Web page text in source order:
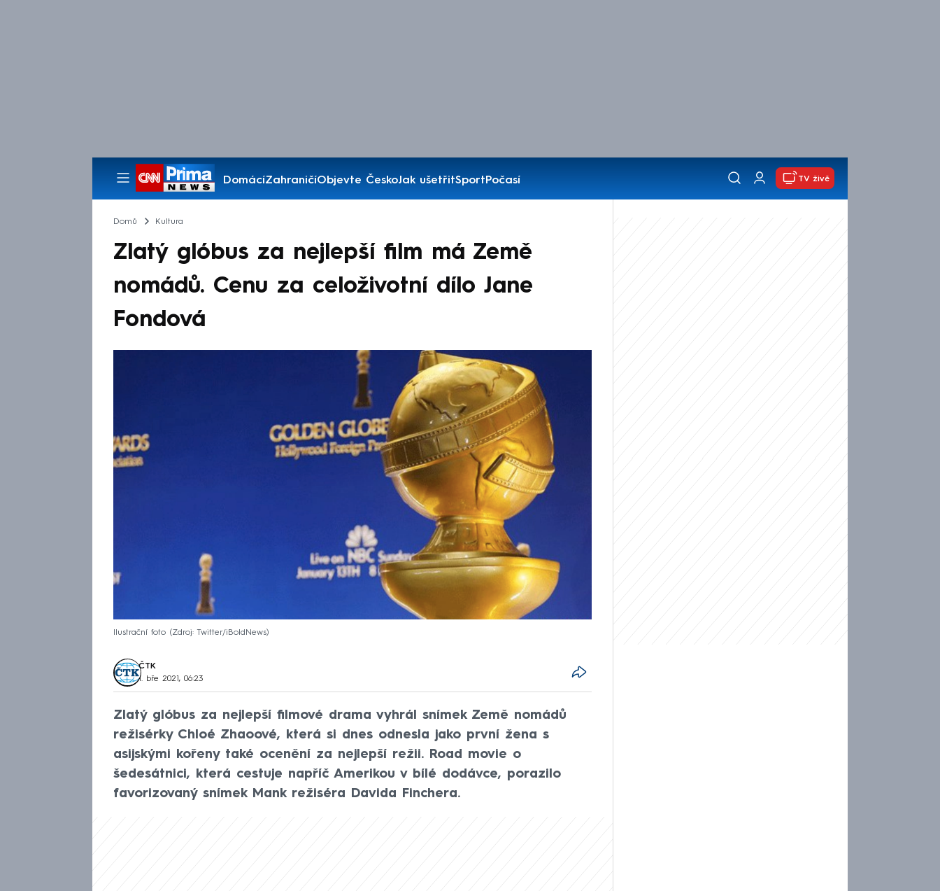
DomácíZahraničíObjevte ČeskoJak ušetřitSportPočasí
Pořady
TV živě
Domů Kultura
Zlatý glóbus za nejlepší film má Země
nomádů. Cenu za celoživotní dílo Jane
Fondová
Ilustrační foto Zdroj: Twitter/iBoldNews
ČTK
1. bře 2021, 06:23
Zlatý glóbus za nejlepší filmové drama vyhrál snímek Země nomádů
režisérky Chloé Zhaoové, která si dnes odnesla jako první žena s
asijskými kořeny také ocenění za nejlepší režii. Road movie o
šedesátnici, která cestuje napříč Amerikou v bílé dodávce, porazilo
favorizovaný snímek Mank režiséra Davida Finchera.